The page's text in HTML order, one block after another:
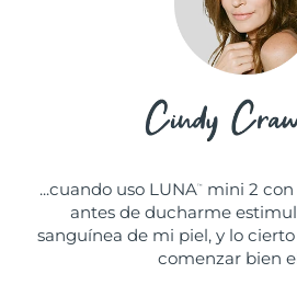
...cuando uso LUNA ™
mini 2
antes de ducharme
sanguínea de mi piel, y lo
comenzar bien